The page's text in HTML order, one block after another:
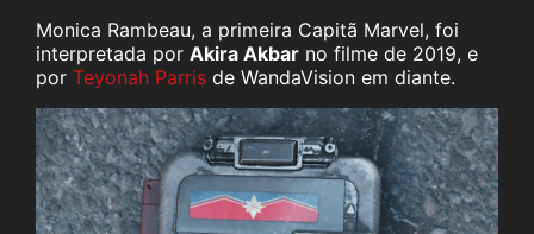
Monica Rambeau, a primeira Capitã Marvel, foi
interpretada por Akira Akbar no filme de 2019, e
por Teyonah Parris de WandaVision em diante.